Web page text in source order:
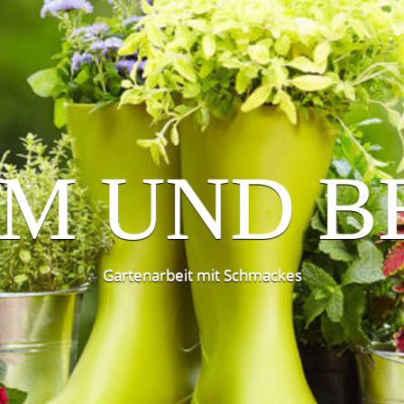
UND
Gartenarbeit mit Schmackes